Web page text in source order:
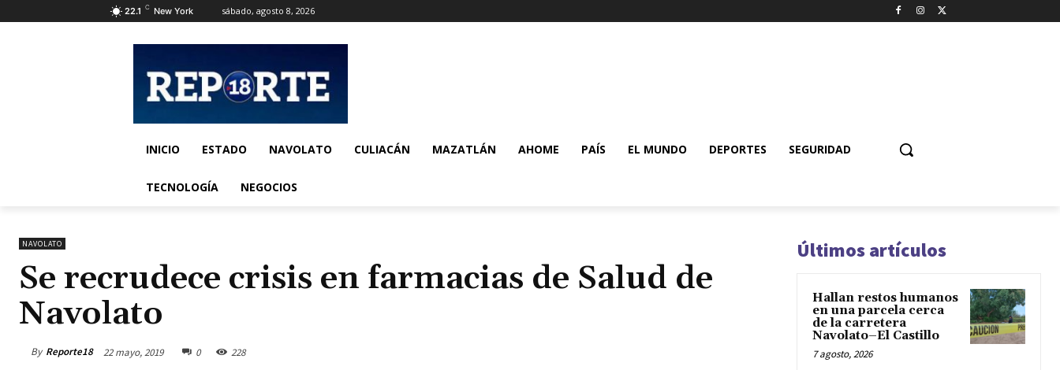
22.1 C New York sábado, agosto 8, 2026
INICIO ESTADO NAVOLATO CULIACÁN MAZATLÁN AHOME PAÍS EL MUNDO DEPORTES SEGURIDAD
TECNOLOGÍA NEGOCIOS
NAVOLATO
Se recrudece crisis en farmacias de Salud de
Navolato
By Reporte18 22 mayo, 2019 0 228
Últimos artículos
Hallan restos humanos
en una parcela cerca
de la carretera
Navolato–El Castillo
7 agosto, 2026